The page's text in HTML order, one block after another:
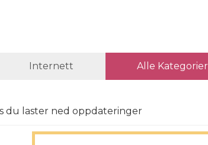
Internett Alle Kategorier
du laster ned oppdateringer